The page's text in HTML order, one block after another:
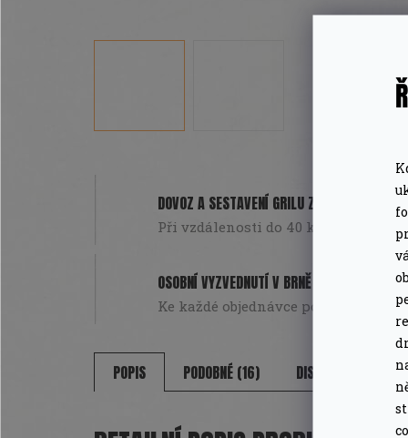
DOVOZ A SESTAVENÍ GRILU ZDARMA
Při vzdálenosti do 40 km od Brna.
OSOBNÍ VYZVEDNUTÍ V BRNĚ
Ke každé objednávce poukázka na
POPIS PODOBNÉ (16) DISKUZE